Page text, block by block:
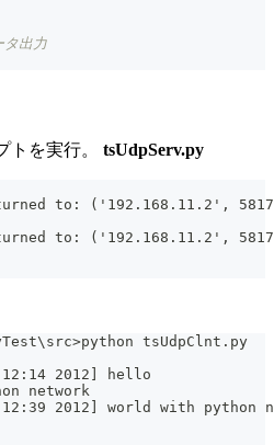
出力
トを実行。 tsUdpServ.py
to: ('192.168.11.2',
to: ('192.168.11.2',
tsUdpClnt.py
2012] hello
network
2012] world with python